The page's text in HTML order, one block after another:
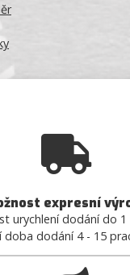
expresní
urychlení dodání do 1
doba dodání 4 - 15